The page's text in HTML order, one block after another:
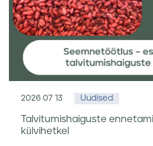
2026 07 13 Uudised
Talvitumishaiguste
külvihetkel